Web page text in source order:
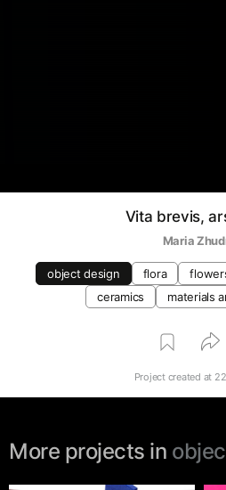
Vita brevis,
Maria
object design flora
ceramics
materials
Project created at
More projects in